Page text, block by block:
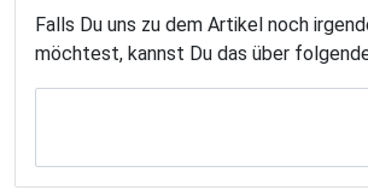
Falls Du uns zu dem Artikel noch
möchtest, kannst Du das über